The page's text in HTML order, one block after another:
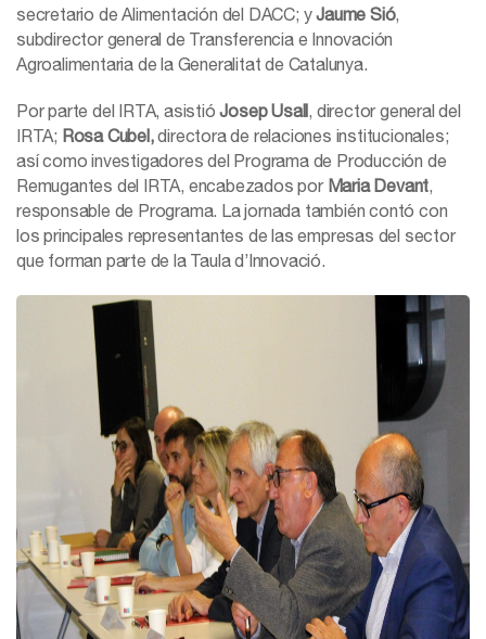
secretario de Alimentación del DACC; yJaume Sió,
subdirector general de Transferencia e Innovación
Agroalimentaria de la Generalitat de Catalunya.
Por parte del IRTA, asistióJosep Usall, director general del
IRTA; Rosa Cubel,directora de relaciones institucionales;
así como investigadores del Programa de Producción de
Remugantes del IRTA, encabezados por Maria Devant,
responsable de Programa. La jornada también contó con
los principales representantes de las empresas del sector
que forman parte de la Taula d’Innovació.